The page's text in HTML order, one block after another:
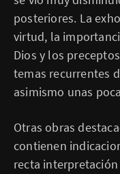
posteriores. La
virtud, la
Dios y los
temas recurrentes
asimismo unas
Otras obras
contienen
recta